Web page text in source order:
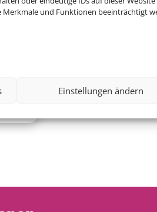
und Funktionen beeinträchtigt
Einstellungen ändern